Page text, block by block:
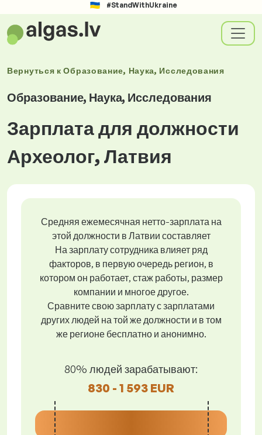
#StandWithUkraine
Вернуться кОбразование, Наука, Исследования
Образование, Наука, Исследования
Зарплата для должности
Археолог, Латвия
Средняя ежемесячная нетто-зарплата на
этой должности в Латвии составляет
На зарплату сотрудника влияет ряд
факторов, в первую очередь регион, в
котором он работает, стаж работы, размер
компании и многое другое.
Сравните свою зарплату с зарплатами
других людей на той же должности и в том
же регионе бесплатно и анонимно.
80% людей зарабатывают:
830 - 1 593 EUR